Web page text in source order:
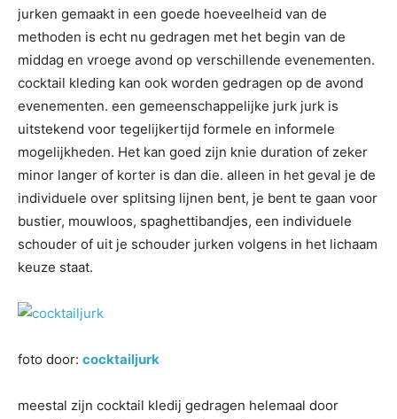
jurken gemaakt in een goede hoeveelheid van de
methoden is echt nu gedragen met het begin van de
middag en vroege avond op verschillende evenementen.
cocktail kleding kan ook worden gedragen op de avond
evenementen. een gemeenschappelijke jurk jurk is
uitstekend voor tegelijkertijd formele en informele
mogelijkheden. Het kan goed zijn knie duration of zeker
minor langer of korter is dan die. alleen in het geval je de
individuele over splitsing lijnen bent, je bent te gaan voor
bustier, mouwloos, spaghettibandjes, een individuele
schouder of uit je schouder jurken volgens in het lichaam
keuze staat.
foto door: cocktailjurk
meestal zijn cocktail kledij gedragen helemaal door